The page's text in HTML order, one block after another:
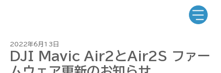
DJI Mavic Air2とAir2S ファー
2022年6月13日